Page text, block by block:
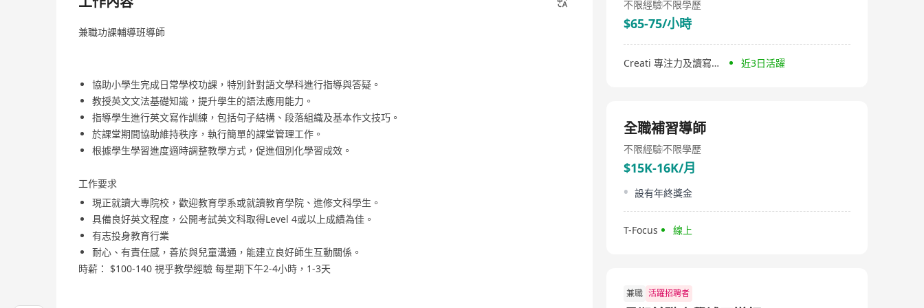
兼職功課輔導班導師
協助小學生完成日常學校功課，特別針對語文學科進行指導與答疑。
教授英文文法基礎知識，提升學生的語法應用能力。
指導學生進行英文寫作訓練，包括句子結構、段落組織及基本作文技巧。
於課堂期間協助維持秩序，執行簡單的課堂管理工作。
根據學生學習進度適時調整教學方式，促進個別化學習成效。
工作要求
現正就讀大專院校，歡迎教育學系或就讀教育學院、進修文科學生。
具備良好英文程度，公開考試英文科取得Level 4或以上成績為佳。
有志投身教育行業
耐心、有責任感，善於與兒童溝通，能建立良好師生互動關係。
時薪： $100-140 視乎教學經驗 每星期下午2-4小時，1-3天
不限經驗不限學歷
$65-75/小時
Creati 專注力及讀寫中心 近3日活躍
全職補習導師
不限經驗不限學歷
$15K-16K/月
設有年終獎金
T-Focus 線上
兼職 活躍招聘者